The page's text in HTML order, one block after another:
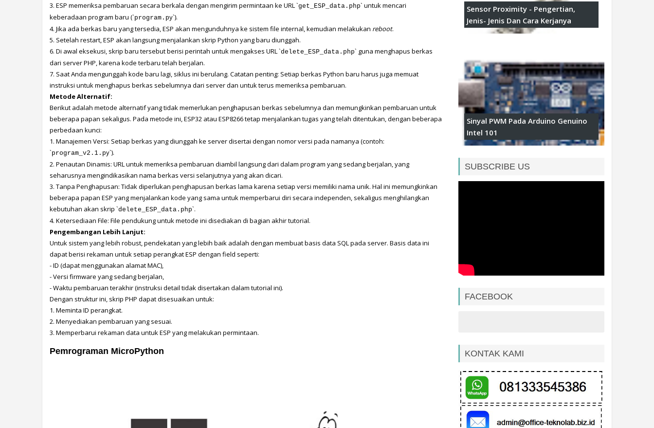
3. ESP memeriksa pembaruan secara berkala dengan mengirim permintaan ke URL `get_ESP_data.php` untuk mencari
keberadaan program baru (`program.py`).
4. Jika ada berkas baru yang tersedia, ESP akan mengunduhnya ke sistem file internal, kemudian melakukan reboot.
5. Setelah restart, ESP akan langsung menjalankan skrip Python yang baru diunggah.
6. Di awal eksekusi, skrip baru tersebut berisi perintah untuk mengakses URL `delete_ESP_data.php` guna menghapus berkas
dari server PHP, karena kode terbaru telah berjalan.
7. Saat Anda mengunggah kode baru lagi, siklus ini berulang. Catatan penting: Setiap berkas Python baru harus juga memuat
instruksi untuk menghapus berkas sebelumnya dari server dan untuk terus memeriksa pembaruan.
Metode Alternatif:
Berikut adalah metode alternatif yang tidak memerlukan penghapusan berkas sebelumnya dan memungkinkan pembaruan untuk
beberapa papan sekaligus. Pada metode ini, ESP32 atau ESP8266 tetap menjalankan tugas yang telah ditentukan, dengan beberapa
perbedaan kunci:
1. Manajemen Versi: Setiap berkas yang diunggah ke server disertai dengan nomor versi pada namanya (contoh:
`program_v2.1.py`).
2. Penautan Dinamis: URL untuk memeriksa pembaruan diambil langsung dari dalam program yang sedang berjalan, yang
seharusnya mengindikasikan nama berkas versi selanjutnya yang akan dicari.
3. Tanpa Penghapusan: Tidak diperlukan penghapusan berkas lama karena setiap versi memiliki nama unik. Hal ini memungkinkan
beberapa papan ESP yang menjalankan kode yang sama untuk memperbarui diri secara independen, sekaligus menghilangkan
kebutuhan akan skrip `delete_ESP_data.php`.
4. Ketersediaan File: File pendukung untuk metode ini disediakan di bagian akhir tutorial.
Pengembangan Lebih Lanjut:
Untuk sistem yang lebih robust, pendekatan yang lebih baik adalah dengan membuat basis data SQL pada server. Basis data ini
dapat berisi rekaman untuk setiap perangkat ESP dengan field seperti:
- ID (dapat menggunakan alamat MAC),
- Versi firmware yang sedang berjalan,
- Waktu pembaruan terakhir (instruksi detail tidak disertakan dalam tutorial ini).
Dengan struktur ini, skrip PHP dapat disesuaikan untuk:
1. Meminta ID perangkat.
2. Menyediakan pembaruan yang sesuai.
3. Memperbarui rekaman data untuk ESP yang melakukan permintaan.
Pemrograman MicroPython
Sensor Proximity - Pengertian,
Jenis- Jenis Dan Cara Kerjanya
Sinyal PWM Pada Arduino Genuino
Intel 101
SUBSCRIBE US
FACEBOOK
KONTAK KAMI